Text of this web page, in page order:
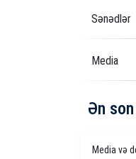
Sənədlər
Media
Ən
Media və